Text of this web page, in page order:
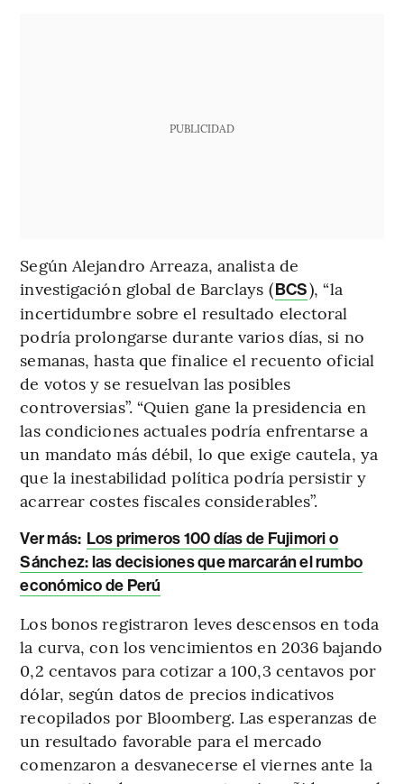
PUBLICIDAD
Según Alejandro Arreaza, analista de
investigación global de Barclays (BCS), “la
incertidumbre sobre el resultado electoral
podría prolongarse durante varios días, si no
semanas, hasta que finalice el recuento oficial
de votos y se resuelvan las posibles
controversias”. “Quien gane la presidencia en
las condiciones actuales podría enfrentarse a
un mandato más débil, lo que exige cautela, ya
que la inestabilidad política podría persistir y
acarrear costes fiscales considerables”.
Ver más: Los primeros 100 días de Fujimori o
Sánchez: las decisiones que marcarán el rumbo
económico de Perú
Los bonos registraron leves descensos en toda
la curva, con los vencimientos en 2036 bajando
0,2 centavos para cotizar a 100,3 centavos por
dólar, según datos de precios indicativos
recopilados por Bloomberg. Las esperanzas de
un resultado favorable para el mercado
comenzaron a desvanecerse el viernes ante la